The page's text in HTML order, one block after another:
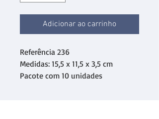
Adicionar ao carrinho
Referência 236
Medidas: 15,5 x 11,5 x 3,5 cm
Pacote com 10 unidades